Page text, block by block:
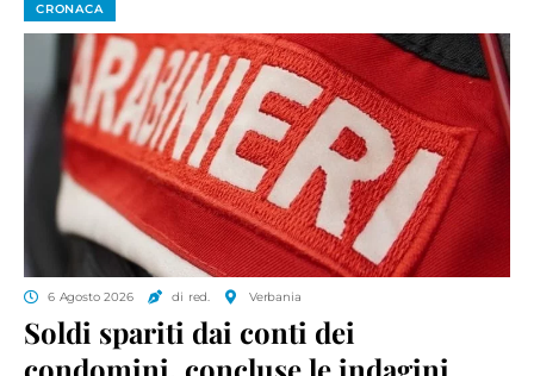
CRONACA
6 Agosto 2026 di red. Verbania
Soldi spariti dai conti dei